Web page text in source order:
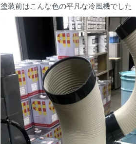
塗装前はこんな色の平凡な冷風機でした